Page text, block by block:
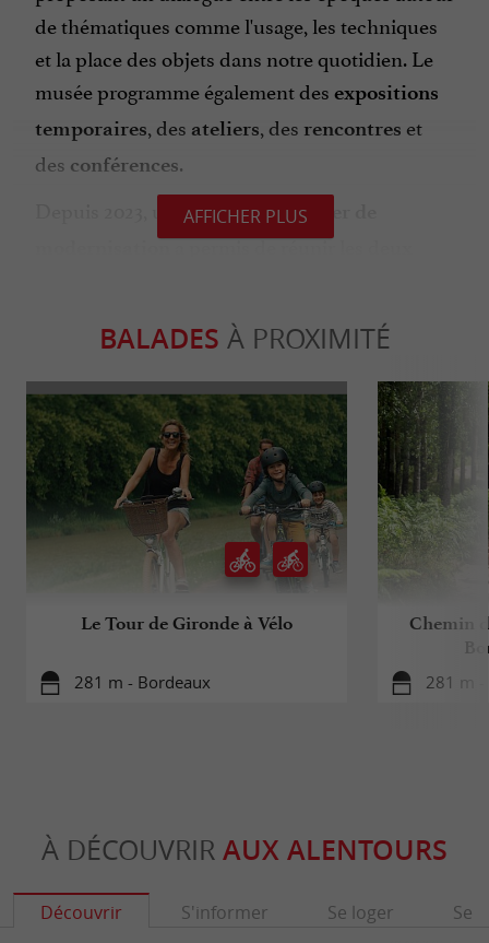
de thématiques comme l'usage, les techniques
et la place des objets dans notre quotidien. Le
musée programme également des expositions
temporaires, des ateliers, des rencontres et
des conférences.
Depuis 2023, un importantchantier de
a permis de réunir les deux
restaurant et nouveaux espaces d'exposition —
et une ouverture complète prévue courant 2027.
VOUS ÊTES LE PROPRIÉTAIRE
DE CET ÉTABLISSEMENT ?
PRENEZ LE CONTRÔLE DE VOTRE FICHE
ET MODIFIEZ LA SELON VOS DÉSIRS...
AFFICHER PLUS
BALADES À PROXIMITÉ
Le Tour de Gironde à Vélo
281 m - Bordeaux
Chemin
281 m -
À DÉCOUVRIR AUX ALENTOURS
Découvrir S'informer Se loger Se